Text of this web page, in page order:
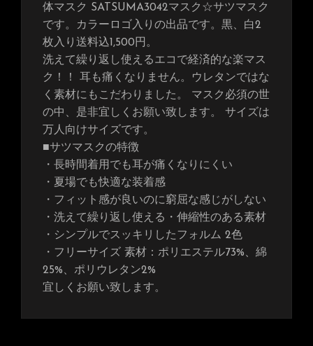
体マスク SATSUMA3042マスク☆サツマスク
です。カラーロゴ入りの出品です。黒、白2
枚入り送料込1,500円。
洗えて繰り返し使えるエコで経済的な楽マス
ク！！ 耳も痛くなりません。ウレタンではな
く素材にもこだわりました。 マスク必須の世
の中、是非宜しくお願い致します。 サイズは
万人向けサイズです。
■サツマスクの特徴
・長時間着用でも耳が痛くなりにくい
・夏場でも快適な装着感
・フィット感が良いのに窮屈な感じがしない
・洗えて繰り返し使える・伸縮性のある素材
・シンプルでスッキリしたフォルム 2色
・フリーサイズ 素材：ポリエステル73%、綿
25%、ポリウレタン2%
宜しくお願い致します。